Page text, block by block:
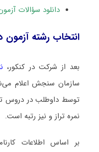
دانلود سؤالات آزمون دکتری 1392
انتخاب رشته آزمون
بعد از شرکت در کنکور،
سازمان سنجش اعلام
توسط داوطلب در دروس
نمره تراز و نیز رتبه است.
بر اساس اطلاعات